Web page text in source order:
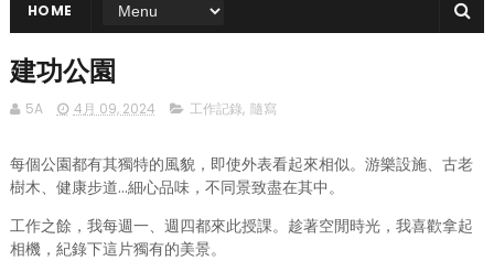
HOME
建功公園
5A 4月 09, 2024 工作記錄, 隨寫
每個公園都有其獨特的風貌，即使外表看起來相似。游樂設施、古老
樹木、健康步道...細心品味，不同景致盡在其中。
工作之餘，我每週一、週四都來此授課。趁著空閒時光，我喜歡拿起
相機，紀錄下這片獨有的美景。